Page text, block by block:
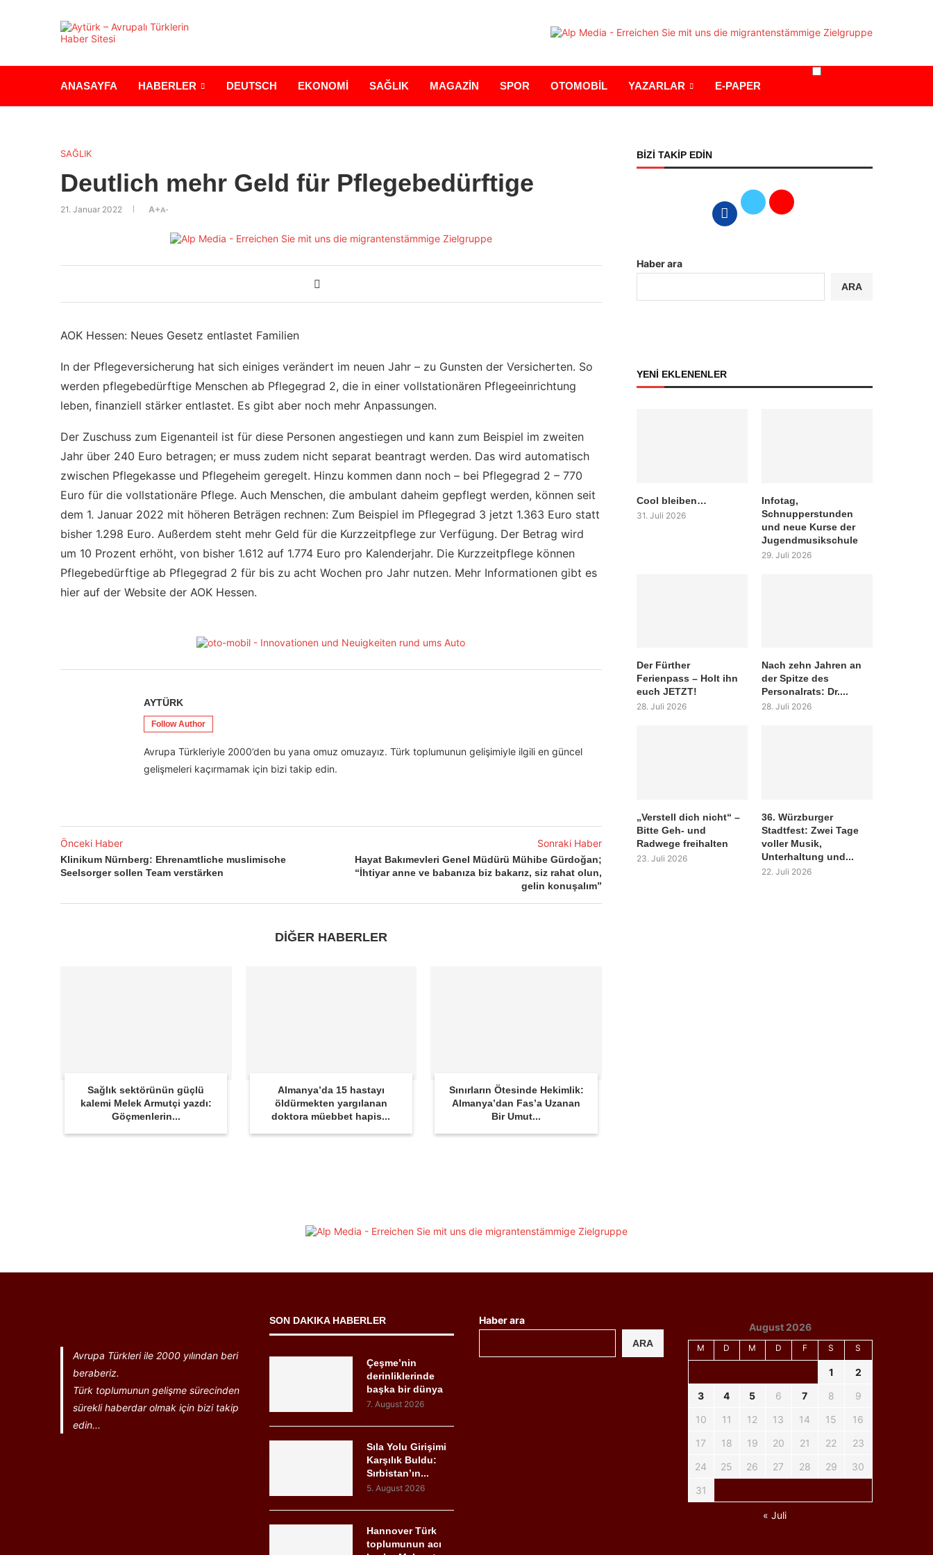
ANASAYFA HABERLER DEUTSCH EKONOMİ SAĞLIK MAGAZİN SPOR OTOMOBİL YAZARLAR E-PAPER
SAĞLIK
Deutlich mehr Geld für Pflegebedürftige
21. Januar 2022 A+A-
AOK Hessen: Neues Gesetz entlastet Familien
In der Pflegeversicherung hat sich einiges verändert im neuen Jahr – zu Gunsten der Versicherten. So
werden pflegebedürftige Menschen ab Pflegegrad 2, die in einer vollstationären Pflegeeinrichtung
leben, finanziell stärker entlastet. Es gibt aber noch mehr Anpassungen.
Der Zuschuss zum Eigenanteil ist für diese Personen angestiegen und kann zum Beispiel im zweiten
Jahr über 240 Euro betragen; er muss zudem nicht separat beantragt werden. Das wird automatisch
zwischen Pflegekasse und Pflegeheim geregelt. Hinzu kommen dann noch – bei Pflegegrad 2 – 770
Euro für die vollstationäre Pflege. Auch Menschen, die ambulant daheim gepflegt werden, können seit
dem 1. Januar 2022 mit höheren Beträgen rechnen: Zum Beispiel im Pflegegrad 3 jetzt 1.363 Euro statt
bisher 1.298 Euro. Außerdem steht mehr Geld für die Kurzzeitpflege zur Verfügung. Der Betrag wird
um 10 Prozent erhöht, von bisher 1.612 auf 1.774 Euro pro Kalenderjahr. Die Kurzzeitpflege können
Pflegebedürftige ab Pflegegrad 2 für bis zu acht Wochen pro Jahr nutzen. Mehr Informationen gibt es
hier auf der Website der AOK Hessen.
AYTÜRK
Follow Author
Avrupa Türkleriyle 2000’den bu yana omuz omuzayız. Türk toplumunun gelişimiyle ilgili en güncel
gelişmeleri kaçırmamak için bizi takip edin.
Önceki Haber
Klinikum Nürnberg: Ehrenamtliche muslimische
Seelsorger sollen Team verstärken
Sonraki Haber
Hayat Bakımevleri Genel Müdürü Mühibe Gürdoğan;
“İhtiyar anne ve babanıza biz bakarız, siz rahat olun,
gelin konuşalım”
DİĞER HABERLER
Sağlık sektörünün güçlü
kalemi Melek Armutçi yazdı:
Göçmenlerin...
Almanya’da 15 hastayı
öldürmekten yargılanan
doktora müebbet hapis...
Sınırların Ötesinde Hekimlik:
Almanya’dan Fas’a Uzanan
Bir Umut...
BİZİ TAKİP EDİN
Haber ara
ARA
YENİ EKLENENLER
Cool bleiben…
31. Juli 2026
Infotag,
Schnupperstunden
und neue Kurse der
Jugendmusikschule
29. Juli 2026
Der Fürther
Ferienpass – Holt ihn
euch JETZT!
28. Juli 2026
Nach zehn Jahren an
der Spitze des
Personalrats: Dr....
28. Juli 2026
„Verstell dich nicht“ –
Bitte Geh- und
Radwege freihalten
23. Juli 2026
36. Würzburger
Stadtfest: Zwei Tage
voller Musik,
Unterhaltung und...
22. Juli 2026
Avrupa Türkleri ile 2000 yılından beri
beraberiz.
Türk toplumunun gelişme sürecinden
sürekli haberdar olmak için bizi takip
edin...
SON DAKIKA HABERLER
Çeşme’nin
derinliklerinde
başka bir dünya
7. August 2026
Sıla Yolu Girişimi
Karşılık Buldu:
Sırbistan’ın...
5. August 2026
Hannover Türk
toplumunun acı
Haber ara
ARA
August 2026
M D M D F S S
1
2
3
4 5 6 7 8
9
10
11 12 13 14 15
16
17
18 19 20 21 22
23
24
25 26 27 28 29
30
31
« Juli